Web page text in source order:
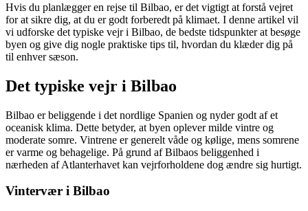
Hvis du planlægger en rejse til Bilbao, er det vigtigt at forstå vejret
for at sikre dig, at du er godt forberedt på klimaet. I denne artikel vil
vi udforske det typiske vejr i Bilbao, de bedste tidspunkter at besøge
byen og give dig nogle praktiske tips til, hvordan du klæder dig på
til enhver sæson.
Det typiske vejr i Bilbao
Bilbao er beliggende i det nordlige Spanien og nyder godt af et
oceanisk klima. Dette betyder, at byen oplever milde vintre og
moderate somre. Vintrene er generelt våde og kølige, mens somrene
er varme og behagelige. På grund af Bilbaos beliggenhed i
nærheden af Atlanterhavet kan vejrforholdene dog ændre sig hurtigt.
Vintervær i Bilbao